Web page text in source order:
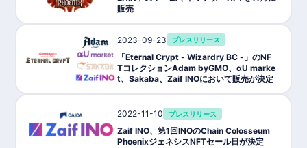
販売
2023-09-23 プレスリリース
「Eternal Crypt - Wizardry BC -」のNF
TコレクションAdam byGMO、αU marke
t、Sakaba、Zaif INOにおいて販売が決定
2022-11-10 プレスリリース
Zaif INO、第1回INOのChain Colosseum
PhoenixジェネシスNFTセール日が決定